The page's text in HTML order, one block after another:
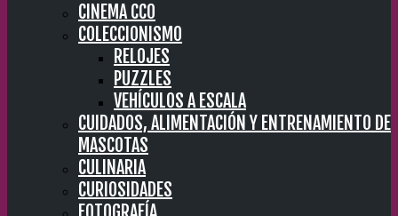
CINEMA CC0
COLECCIONISMO
RELOJES
PUZZLES
VEHÍCULOS A ESCALA
CUIDADOS, ALIMENTACIÓN Y ENTRENAMIENTO DE
MASCOTAS
CULINARIA
CURIOSIDADES